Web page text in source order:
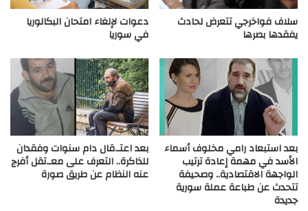
سلاف فواخرجي تتعرض لحادث
يفقدها بصرها
دعوات لإلغاء امتحان البكالوريا
في سوريا
بعد استبعاد رامي مخلوف أسماء
الأسد في مهمة إعادة ترتيب
الواجهة الاقتصادية.. وصحيفة
تتحدث عن طباعة عملة سورية
جديدة
بعد اعتـ.قال دام سنوات وفقدان
للذاكرة.. التعرف على معـ.تقل أفرج
عنه النظام عن طريق صورة